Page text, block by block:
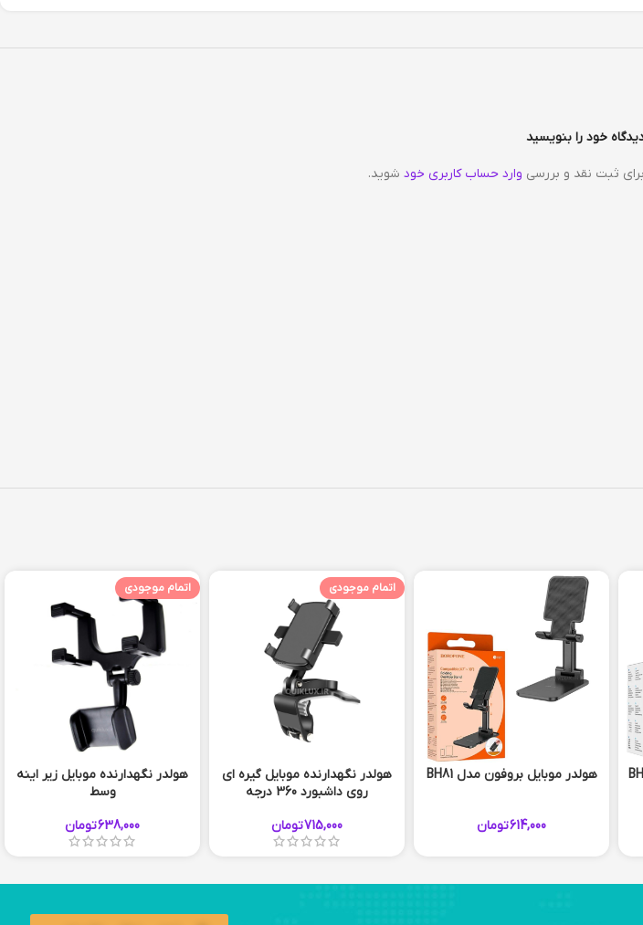
خود را بنویسید
برای ثبت نقد و بررسی وارد حساب کاربری خود شوید.
هولدر موبایل بروفون مدل BH81
614,000تومان
اتمام موجودی
هولدر نگهدارنده موبایل گیره ای
روی داشبورد 360 درجه
715,000تومان
اتمام موجودی
هولدر نگهدارنده موبایل زیر اینه
وسط
638,000تومان